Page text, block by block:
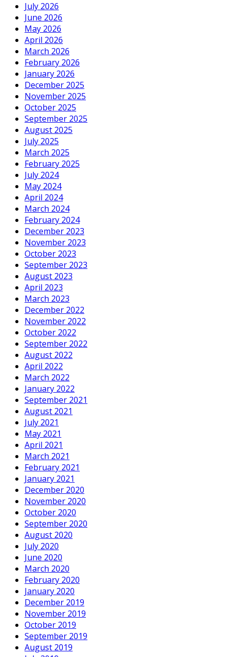
July 2026
June 2026
May 2026
April 2026
March 2026
February 2026
January 2026
December 2025
November 2025
October 2025
September 2025
August 2025
July 2025
March 2025
February 2025
July 2024
May 2024
April 2024
March 2024
February 2024
December 2023
November 2023
October 2023
September 2023
August 2023
April 2023
March 2023
December 2022
November 2022
October 2022
September 2022
August 2022
April 2022
March 2022
January 2022
September 2021
August 2021
July 2021
May 2021
April 2021
March 2021
February 2021
January 2021
December 2020
November 2020
October 2020
September 2020
August 2020
July 2020
June 2020
March 2020
February 2020
January 2020
December 2019
November 2019
October 2019
September 2019
August 2019